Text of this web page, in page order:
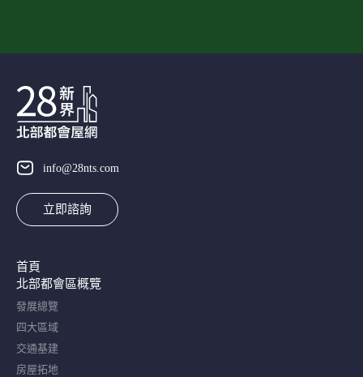
info@28nts.com
立即諮詢
首頁
北部都會區概覽​
發展總覽
四大區域
交通基建
房屋拓地